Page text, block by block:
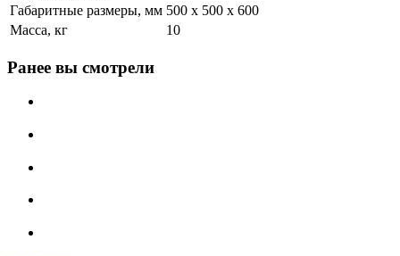
Габаритные размеры, мм 500 x 500 x 600
Масса, кг
10
Ранее вы смотрели